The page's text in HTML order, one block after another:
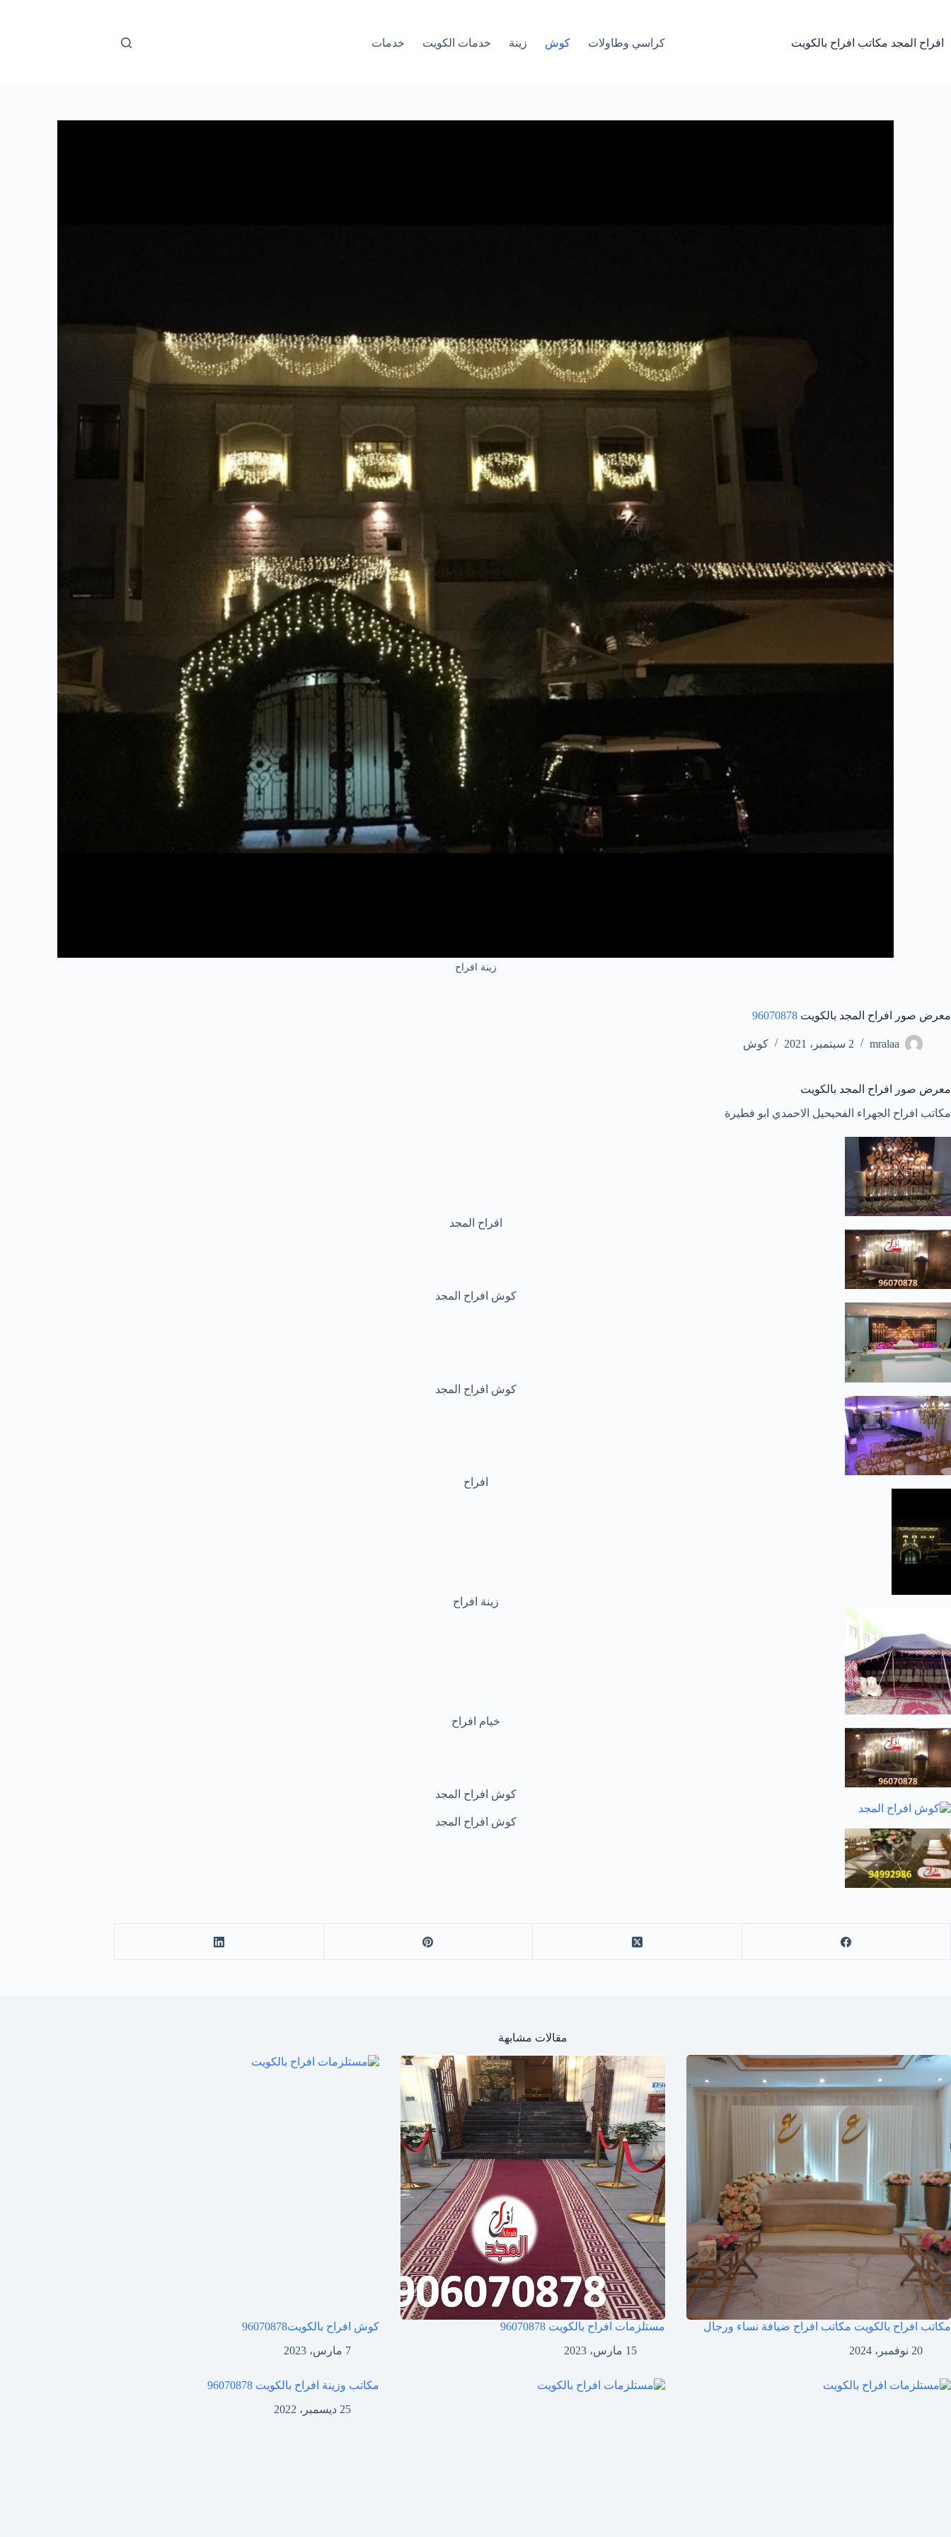
افراح المجد مكاتب افراح بالكويت كراسي وطاولات كوش زينة خدمات الكويت خدمات
زينة افراح
معرض صور افراح المجد بالكويت 96070878
mralaa 2 سبتمبر، 2021 كوش
معرض صور افراح المجد بالكويت
مكاتب افراح الجهراء الفحيحيل الاحمدي ابو فطيرة
افراح المجد
كوش افراح المجد
كوش افراح المجد
افراح
زينة افراح
خيام افراح
كوش افراح المجد
كوش افراح المجد
مقالات مشابهة
مكاتب افراح بالكويت مكاتب افراح ضيافة نساء ورجال
20 نوفمبر، 2024
مستلزمات افراح بالكويت96070878
15 مارس، 2023
كوش افراح بالكويت96070878
7 مارس، 2023
مكاتب وزينة افراح بالكويت96070878
25 ديسمبر، 2022